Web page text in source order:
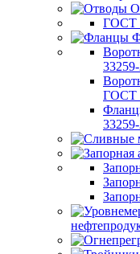
ГОСТ
ГОСТ